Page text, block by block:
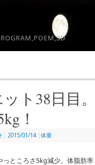
ト38日目
！
2015/01/14 体重
っところさ5kg減少。体脂肪